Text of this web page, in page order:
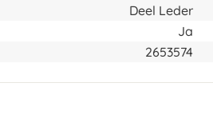
Deel Leder
Ja
2653574